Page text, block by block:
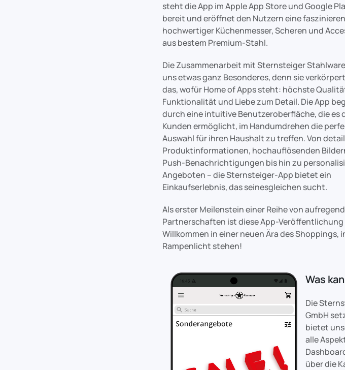
steht die App im Apple App Store und Google
bereit und eröffnet den Nutzern eine
hochwertiger Küchenmesser, Scheren und
aus bestem Premium-Stahl.
Die Zusammenarbeit mit Sternsteiger
uns etwas ganz Besonderes, denn sie
das, wofür Home of Apps steht: höchste
Funktionalität und Liebe zum Detail. Die App
durch eine intuitive Benutzeroberfläche, die es
Kunden ermöglicht, im Handumdrehen die
Auswahl für ihren Haushalt zu treffen. Von
Produktinformationen, hochauflösenden
Push-Benachrichtigungen bis hin zu
Angeboten – die Sternsteiger-App bietet ein
Einkaufserlebnis, das seinesgleichen sucht.
Als erster Meilenstein einer Reihe von
Partnerschaften ist diese App-
Willkommen in einer neuen Ära des
Rampenlicht stehen!
Was
Die
GmbH
bietet
alle
über die